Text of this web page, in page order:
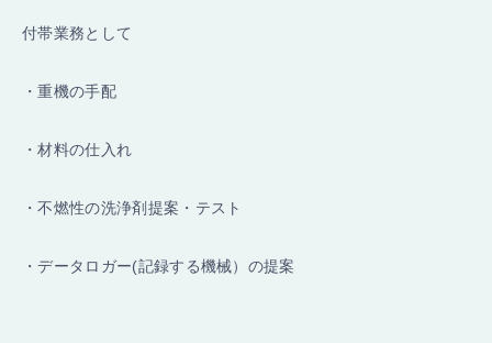
付帯業務として
・重機の手配
・材料の仕入れ
・不燃性の洗浄剤提案・テスト
・データロガー(記録する機械）の提案